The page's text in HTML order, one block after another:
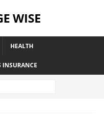
WISE
HEALTH
INSURANCE